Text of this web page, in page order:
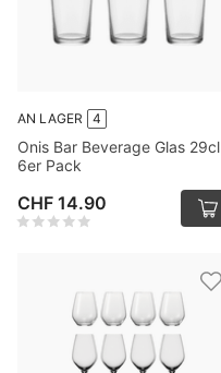
AN LAGER 4
Onis Bar Beverage Glas 29cl
6er Pack
CHF 14.90